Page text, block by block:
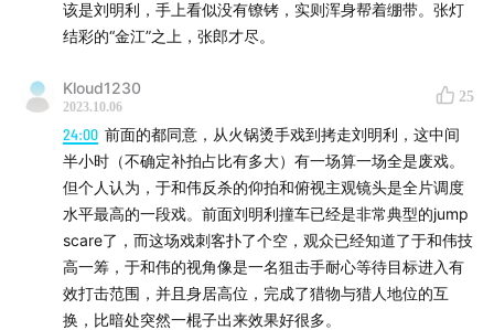
「官、商、黑」的结构性问题
《坚如磐石》毫无具体细节，不及娄烨的《风中有朵雨
做的云》
陈冲说的「士农工商」触及到了问题的核心，但虚晃一
东西方的官商关系对比：钱穆、萧公权、韦伯、福柯、
余英时、朱熹、《三言二拍》
义利之辨、经世致用
《教父2》《爱尔兰人》《美国往事》的反例
该是刘明利，手上看似没有镣铐，实则浑身帮着绷带。张灯
结彩的“金江”之上，张郎才尽。
Kloud1230
2023.10.06
25
24:00 前面的都同意，从火锅烫手戏到拷走刘明利，这中间
半小时（不确定补拍占比有多大）有一场算一场全是废戏。
但个人认为，于和伟反杀的仰拍和俯视主观镜头是全片调度
水平最高的一段戏。前面刘明利撞车已经是非常典型的jump
scare了，而这场戏刺客扑了个空，观众已经知道了于和伟技
高一筹，于和伟的视角像是一名狙击手耐心等待目标进入有
效打击范围，并且身居高位，完成了猎物与猎人地位的互
换，比暗处突然一棍子出来效果好很多。